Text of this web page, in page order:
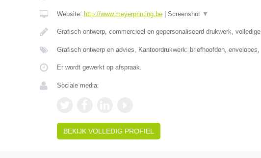
Website: http://www.meyerprinting.be| Screenshot ▼
Grafisch ontwerp, commercieel en gepersonaliseerd drukwerk, volledige
Grafisch ontwerp en advies, Kantoordrukwerk: briefhoofden, envelopes,
Er wordt gewerkt op afspraak.
Sociale media:
BEKIJK VOLLEDIG PROFIEL